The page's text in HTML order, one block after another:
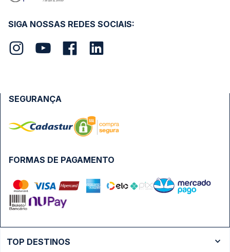
SIGA NOSSAS REDES SOCIAIS:
FORMAS DE PAGAMENTO
SEGURANÇA
TOP DESTINOS